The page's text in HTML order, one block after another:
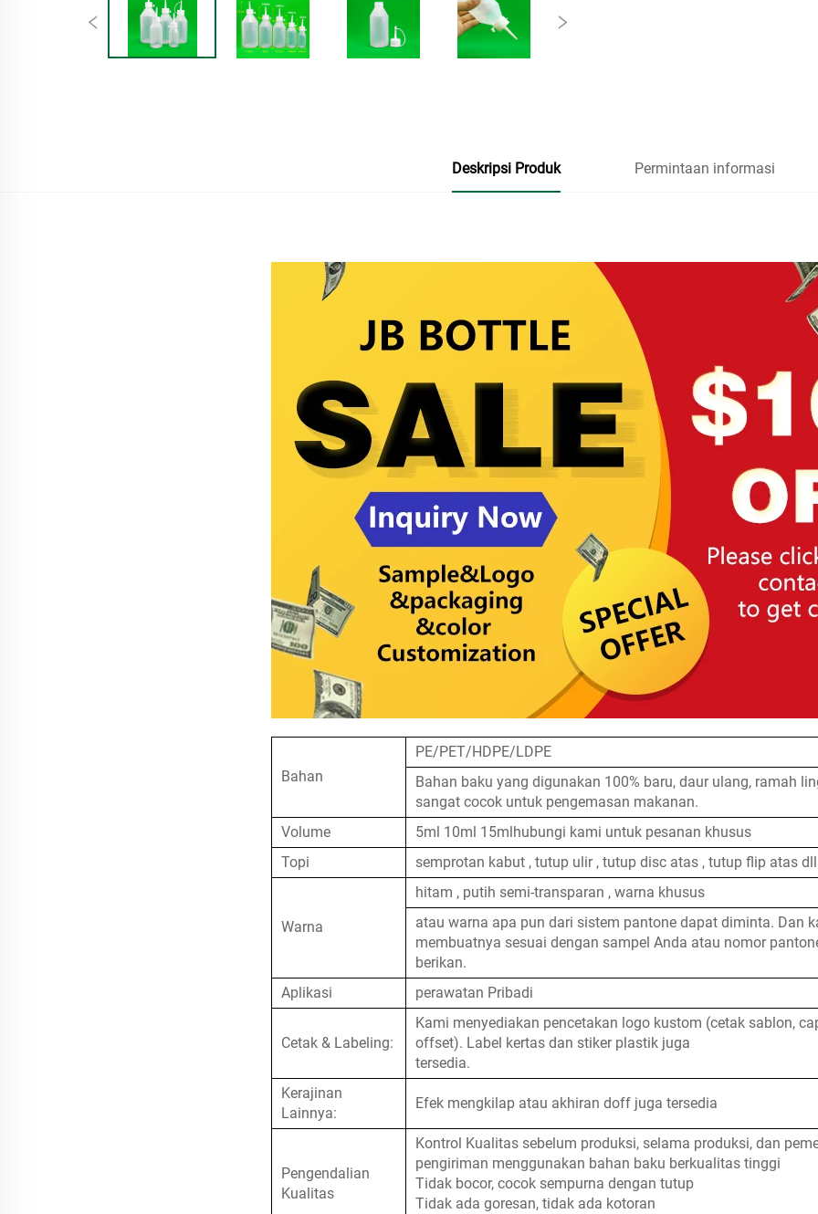
Deskripsi Produk Permintaan informasi
Bahan
PE/PET/HDPE/LDPE
Bahan baku yang digunakan 100% baru, daur ulang, ramah
sangat cocok untuk pengemasan makanan.
Volume
5ml 10ml 15mlhubungi kami untuk pesanan khusus
Topi
semprotan kabut , tutup ulir , tutup disc atas , tutup flip atas
Warna
hitam , putih semi-transparan , warna khusus
atau warna apa pun dari sistem pantone dapat diminta. Dan
membuatnya sesuai dengan sampel Anda atau nomor
berikan.
Aplikasi
perawatan Pribadi
Cetak & Labeling:
Kami menyediakan pencetakan logo kustom (cetak sablon,
offset). Label kertas dan stiker plastik juga
tersedia.
Kerajinan
Lainnya:
Efek mengkilap atau akhiran doff juga tersedia
Pengendalian
Kualitas
Kontrol Kualitas sebelum produksi, selama produksi, dan
pengiriman menggunakan bahan baku berkualitas tinggi
Tidak bocor, cocok sempurna dengan tutup
Tidak ada goresan, tidak ada kotoran